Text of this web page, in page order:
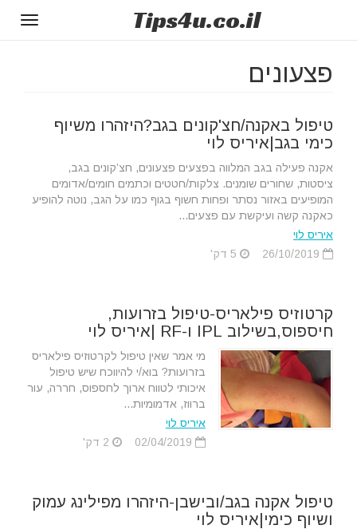
Tips4u.co.il
פצעונים
טיפול באקנה/חצ'קונים בגב?היזהרו משיוף
כימי בגב|איריס לוי
אקנה פעילה בגב המלווה בפצעים פצעונים, חצ’קונים בגב,
ציסטות, שחורים שומנים. צלקות/חטטים וכתמים חומים/אדומים
המופיעים באזור נסתר ופחות חשוף בגוף כמו על הגב, נוטה להופיע
כאקנה קשה ועיקשת עם פצעים...
איריס לוי
קרטוזיס פילאריס-טיפול בזרועות,
חיספוס,בשילוב IPL ו-RF |איריס לוי
מי אמר שאין טיפול לקרטוזיס פילאריס
בזרועות? בוא/י להיווכח שיש טיפול
איכותי לטווח ארוך לחספוס, חררה, עור
ברווז, אדמומיות...
איריס לוי
טיפול אקנה בגב/ובישבן-היזהרו מפילינג עמוק
ושיוף כימי|איריס לוי